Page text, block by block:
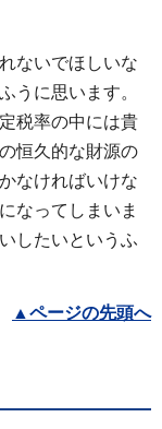
ないでほしいな
うに思います。
税率の中には貴
恒久的な財源の
なければいけな
なってしまいま
したいというふ
▲ ページの先頭へ